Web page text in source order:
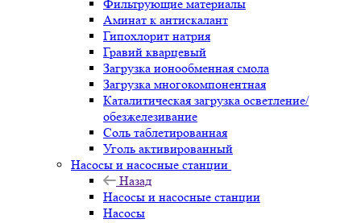
Фильтрующие материалы
Аминат к антискалант
Гипохлорит натрия
Гравий кварцевый
Загрузка ионообменная смола
Загрузка многокомпонентная
Каталитическая загрузка осветление/
обезжелезивание
Соль таблетированная
Уголь активированный
Насосы и насосные станции
Назад
Насосы и насосные станции
Насосы